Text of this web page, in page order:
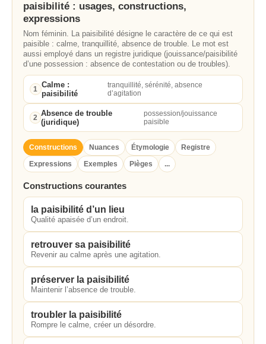
paisibilité : usages, constructions,
expressions
Nom féminin. La paisibilité désigne le caractère de ce qui est
paisible : calme, tranquillité, absence de trouble. Le mot est
aussi employé dans un registre juridique (jouissance/paisibilité
d’une possession : absence de contestation ou de troubles).
1 Calme :
paisibilité
tranquillité, sérénité, absence
d’agitation
2 Absence de trouble
(juridique)
possession/jouissance
paisible
Constructions Nuances Étymologie
Registre
Expressions
Exemples Pièges ...
Constructions courantes
la paisibilité d’un lieu
Qualité apaisée d’un endroit.
retrouver sa paisibilité
Revenir au calme après une agitation.
préserver la paisibilité
Maintenir l’absence de trouble.
troubler la paisibilité
Rompre le calme, créer un désordre.